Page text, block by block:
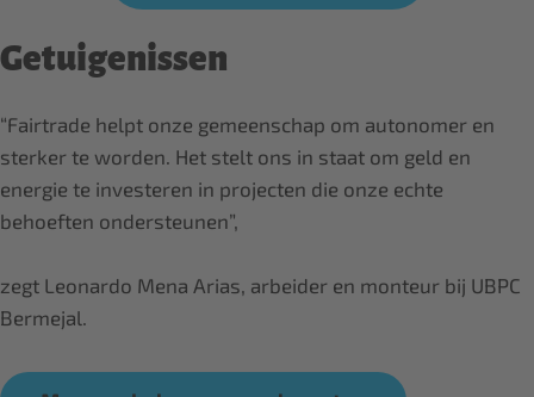
Getuigenissen
“Fairtrade helpt onze gemeenschap om autonomer en
sterker te worden. Het stelt ons in staat om geld en
energie te investeren in projecten die onze echte
behoeften ondersteunen”,
zegt Leonardo Mena Arias, arbeider en monteur bij UBPC
Bermejal.